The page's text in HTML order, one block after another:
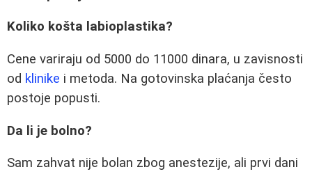
Koliko košta labioplastika?
Cene variraju od 5000 do 11000 dinara, u zavisnosti
od klinike i metoda. Na gotovinska plaćanja često
postoje popusti.
Da li je bolno?
Sam zahvat nije bolan zbog anestezije, ali prvi dani